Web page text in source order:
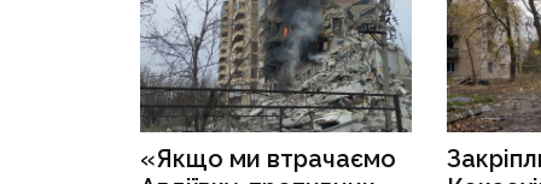
«Якщо ми втрачаємо